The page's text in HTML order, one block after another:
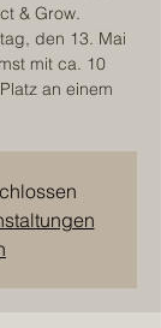
& Grow.
den 13. Mai
mit ca. 10
an einem